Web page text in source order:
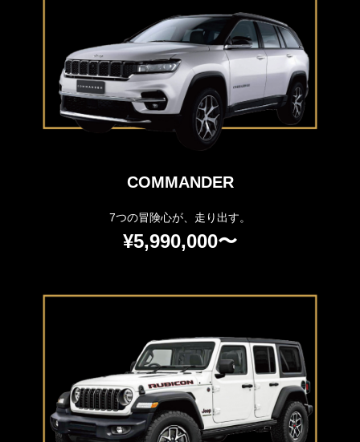
COMMANDER
7つの冒険心が、走り出す。
¥5,990,000〜